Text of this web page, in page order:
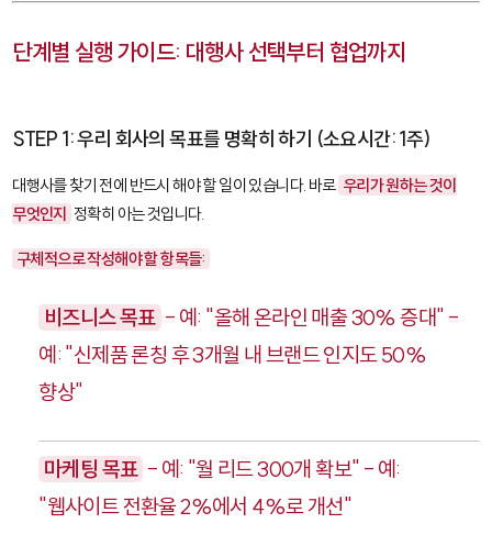
단계별 실행 가이드: 대행사 선택부터 협업까지
STEP 1: 우리 회사의 목표를 명확히 하기 (소요시간: 1주)
대행사를 찾기 전에 반드시 해야 할 일이 있습니다. 바로 우리가 원하는 것이
무엇인지 정확히 아는 것입니다.
구체적으로 작성해야 할 항목들:
비즈니스 목표 - 예: "올해 온라인 매출 30% 증대" -
예: "신제품 론칭 후 3개월 내 브랜드 인지도 50%
향상"
마케팅 목표 - 예: "월 리드 300개 확보" - 예:
"웹사이트 전환율 2%에서 4%로 개선"